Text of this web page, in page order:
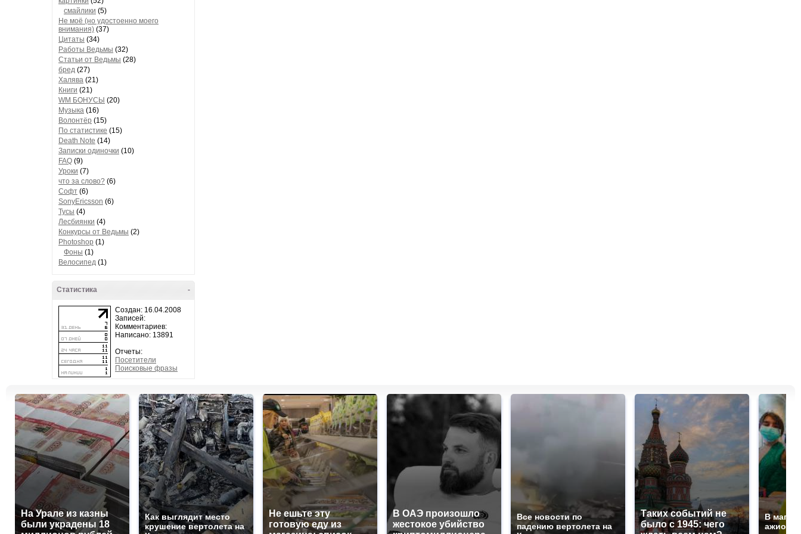
смайлики (5)
Не моё (но удостоенно моего
внимания) (37)
Цитаты (34)
Работы Ведьмы (32)
Статьи от Ведьмы (28)
бред (27)
Халява (21)
Книги (21)
WM БОНУСЫ (20)
Музыка (16)
Волонтёр (15)
По статистике (15)
Death Note (14)
Записки одиночки (10)
FAQ (9)
Уроки (7)
что за слово? (6)
Софт (6)
SonyEricsson (6)
Тусы (4)
Лесбиянки (4)
Конкурсы от Ведьмы (2)
Photoshop (1)
Фоны (1)
Велосипед (1)
-
Статистика
Создан: 16.04.2008
Записей:
Комментариев:
Написано: 13891
Отчеты:
Посетители
Поисковые фразы
На Урале из казны
были украдены 18
Как выглядит место
крушение вертолета на
Не ешьте эту
готовую еду из
В ОАЭ произошло
жестокое убийство
Все новости по
падению вертолета на
Таких событий не
было с 1945: чего
В
ажиотаж